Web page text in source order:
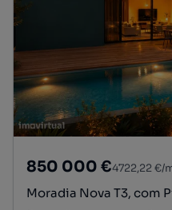
850 000 €4722,22 €/
Moradia Nova T3, com